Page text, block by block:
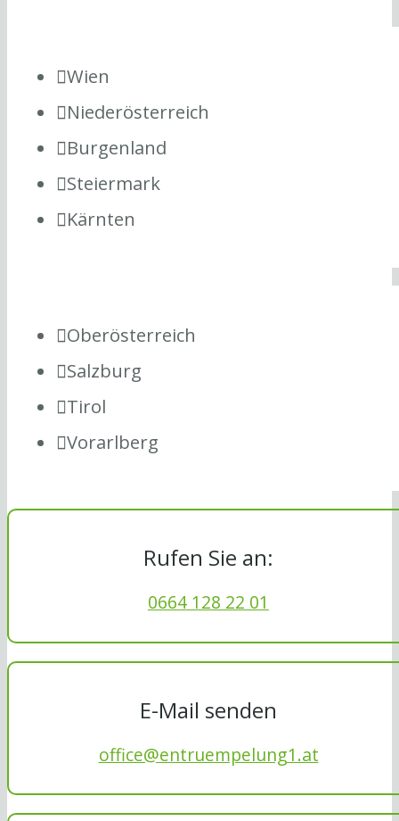
Wien
Niederösterreich
Burgenland
Steiermark
Kärnten
Oberösterreich
Salzburg
Tirol
Vorarlberg
Rufen Sie an:
0664 128 22 01
E-Mail senden
office@entruempelung1.at